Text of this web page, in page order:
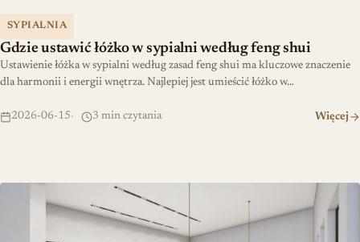
SYPIALNIA
Gdzie ustawić łóżko w sypialni według feng shui
Ustawienie łóżka w sypialni według zasad feng shui ma kluczowe znaczenie
dla harmonii i energii wnętrza. Najlepiej jest umieścić łóżko w…
2026-06-15 3 min czytania Więcej
Gdzie ustawić łóżko w sypialni według feng shui
Jak zwycięskie wnętrze łączy spokój i odwagę